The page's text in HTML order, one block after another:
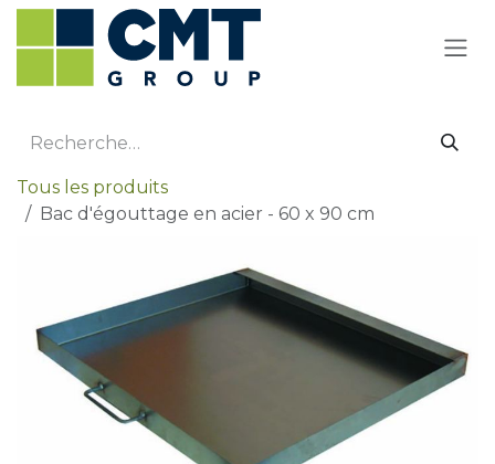
Se rendre au contenu
Tous les produits
Bac d'égouttage en acier - 60 x 90 cm